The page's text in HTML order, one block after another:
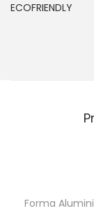
ECOFRIENDLY
Forma